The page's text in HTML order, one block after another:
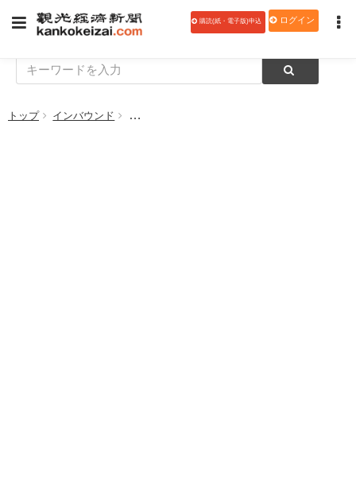
購読(紙・電子版)申込 ログイン
トップ インバウンド 名古屋/中部〜広州線を運休 中国南方航空、9月